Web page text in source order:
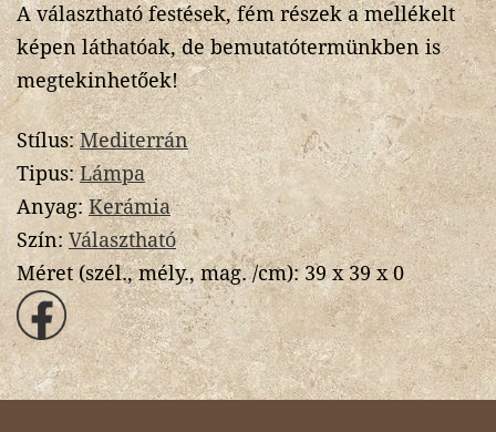
A választható festések, fém részek a mellékelt
képen láthatóak, de bemutatótermünkben is
megtekinhetőek!
Stílus:Mediterrán
Tipus:Lámpa
Anyag: Kerámia
Szín: Választható
Méret (szél., mély., mag. /cm):39 x 39 x 0